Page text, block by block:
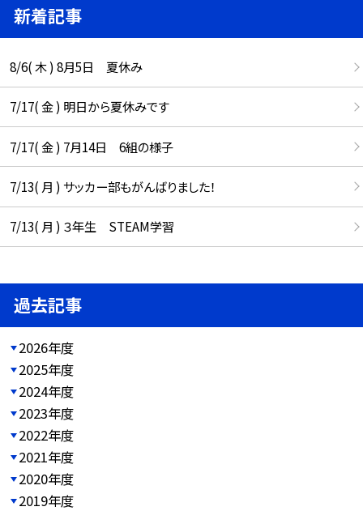
新着記事
8/6( 木 ) 8月5日 夏休み
7/17( 金 ) 明日から夏休みです
7/17( 金 ) 7月14日 6組の様子
7/13( 月 ) サッカー部もがんばりました！
7/13( 月 ) ３年生 STEAM学習
過去記事
2026年度
2025年度
2024年度
2023年度
2022年度
2021年度
2020年度
2019年度